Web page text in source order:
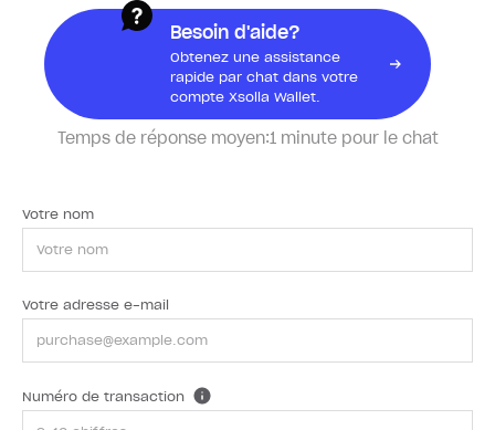
Besoin d'aide?
Obtenez une assistance
rapide par chat dans votre
compte Xsolla Wallet.
Temps de réponse moyen:1 minute pour le chat
Votre nom
Votre adresse e-mail
Numéro de transaction